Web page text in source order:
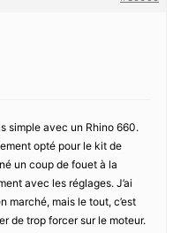
simple avec un Rhino 660.
opté pour le kit de
un coup de fouet à la
avec les réglages. J’ai
marché, mais le tout, c’est
de trop forcer sur le moteur.